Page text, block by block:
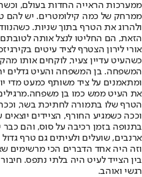
ממערכות הראייה החדות בעולם,
ממרחק של כמה קילומטרים. יש להם
ולהרוג את הטרף בתוך שניות.
הזאת, הם החליטו לנצל אותה
אורי לירון הצטרף לציד עיטים
כשהעיט עדיין צעיר, לוקחים אותו
המשפחה. בן המשפחה והעיט גדלים
ומתאמנים על ציד משותף כמעט מדי
את העיט ממש כמו בן משפחה.
הטרף שלו בתמורה לחתיכת בשר,
וככה כשמגיע החורף, הציידים
בתנופה בזמן רכיבה על סוס, והם
ארנבים, שועלים ולעיתים גם טרף
וזה היה אחד הדברים הכי מרשימים
בין הצייד לעיט היה בלתי נתפס.
רגשי ואוהב.